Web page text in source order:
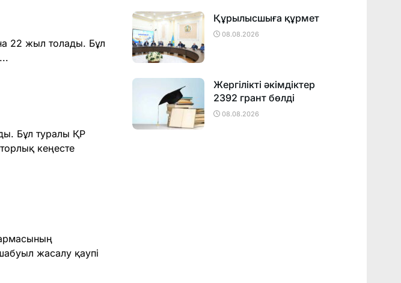
22 жыл толады. Бұл
Бұл туралы ҚР
кеңесте
жасалу қаупі
Құрылысшыға құрмет
08.08.2026
Жергілікті әкімдіктер
2392 грант бөлді
08.08.2026